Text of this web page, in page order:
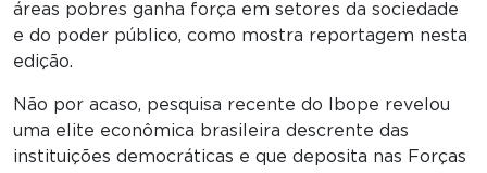
áreas pobres ganha força em setores da sociedade
e do poder público, como mostra reportagem nesta
edição.
Não por acaso, pesquisa recente do Ibope revelou
uma elite econômica brasileira descrente das
instituições democráticas e que deposita nas Forças